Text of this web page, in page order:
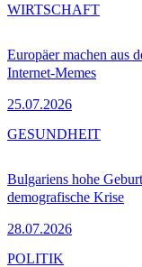
Europäer machen aus
Internet-Memes
25.07.2026
WIRTSCHAFT
Bulgariens hohe
demografische Krise
28.07.2026
GESUNDHEIT
POLITIK